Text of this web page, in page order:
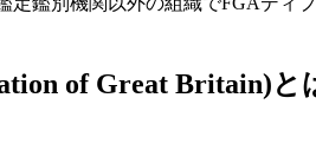
of Great Britain)と